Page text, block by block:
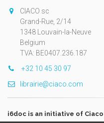
CIACO sc
Grand-Rue, 2/14
1348 Louvain-la-Neuve
Belgium
TVA: BE0407.236.187
+32 10 45 30 97
librairie@ciaco.com
i6doc is an initiative of